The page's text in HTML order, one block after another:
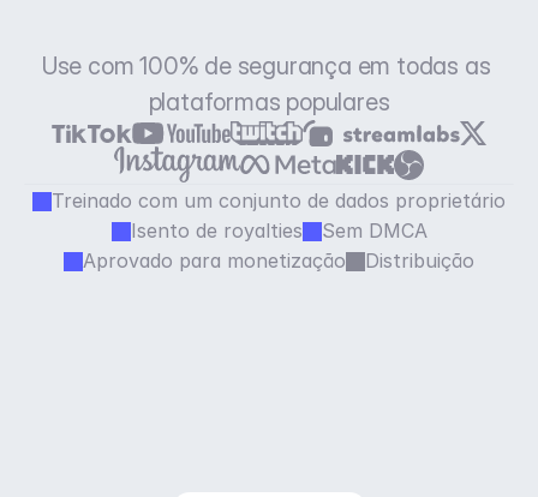
Use com 100% de segurança em todas as
plataformas populares
Treinado com um conjunto de dados proprietário
Isento de royalties
Sem DMCA
Aprovado para monetização
Distribuição